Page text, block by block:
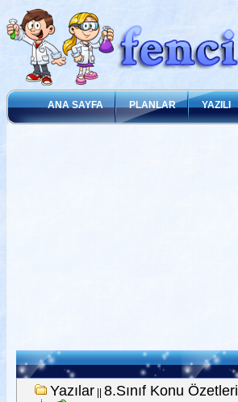
ANA SAYFA PLANLAR YAZILI
Yazılar|| 8.Sınıf Konu Özetleri